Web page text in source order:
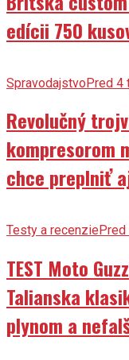
edícii 750
SpravodajstvoPred 4
Revolučný
kompresorom
chce preplniť
Testy a recenzie
TEST Moto
Talianska
plynom a